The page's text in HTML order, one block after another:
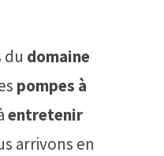
du domaine
pompes à
entretenir
arrivons en